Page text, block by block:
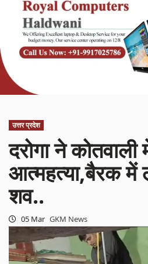
उत्तर प्रदेश
दरोगा ने कोतवाली
आत्महत्या,बैरक में
शव..
05 Mar GKM News